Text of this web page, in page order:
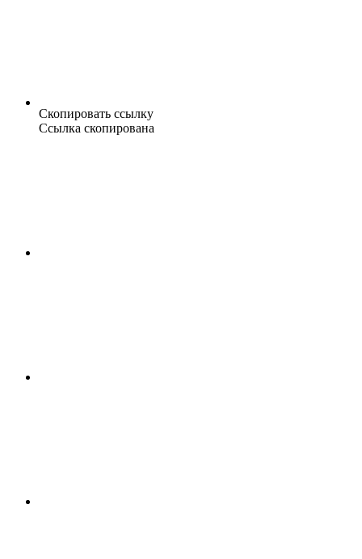
Скопировать ссылку
Ссылка скопирована